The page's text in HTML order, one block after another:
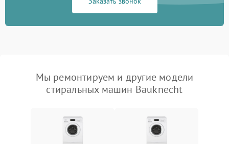
Мы ремонтируем и другие модели
стиральных машин Bauknecht